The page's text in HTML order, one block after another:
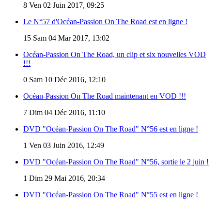
8 Ven 02 Juin 2017, 09:25
Le N°57 d'Océan-Passion On The Road est en ligne !
15 Sam 04 Mar 2017, 13:02
Océan-Passion On The Road, un clip et six nouvelles VOD
!!!
0 Sam 10 Déc 2016, 12:10
Océan-Passion On The Road maintenant en VOD !!!
7 Dim 04 Déc 2016, 11:10
DVD "Océan-Passion On The Road" N°56 est en ligne !
1 Ven 03 Juin 2016, 12:49
DVD "Océan-Passion On The Road" N°56, sortie le 2 juin !
1 Dim 29 Mai 2016, 20:34
DVD "Océan-Passion On The Road" N°55 est en ligne !